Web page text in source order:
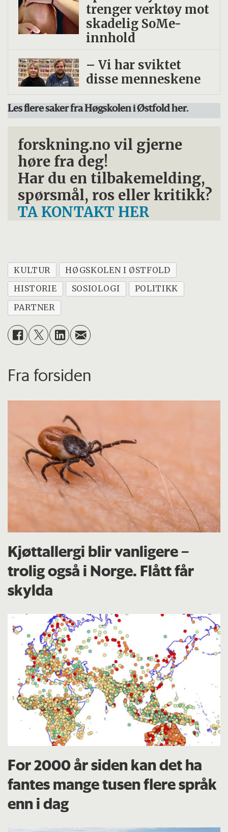
trenger verktøy mot
skadelig SoMe-
innhold
– Vi har sviktet
disse menneskene
Les flere saker fra Høgskolen i Østfold her.
forskning.no vil gjerne
høre fra deg!
Har du en tilbakemelding,
spørsmål, ros eller kritikk?
TA KONTAKT HER
KULTUR
HØGSKOLEN I ØSTFOLD
HISTORIE
SOSIOLOGI
POLITIKK
PARTNER
Fra forsiden
Kjøttallergi blir vanligere –
trolig også i Norge. Flått får
skylda
For 2000 år siden kan det ha
fantes mange tusen flere språk
enn i dag